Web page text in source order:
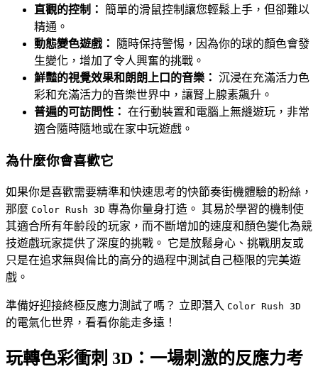
直觀的控制： 簡單的滑鼠控制讓您輕鬆上手，但卻難以
精通。
動態變色遊戲：
隨時保持警惕，因為你的球的顏色會發
生變化，增加了令人興奮的挑戰。
鮮豔的視覺效果和朗朗上口的音樂： 沉浸在充滿活力色
彩和充滿活力的音樂世界中，讓腎上腺素飆升。
普遍的可訪問性： 在行動裝置和電腦上無縫遊玩，非常
適合隨時隨地或在家中玩遊戲。
為什麼你會喜歡它
如果你是喜歡需要精準和快速思考的快節奏街機體驗的粉絲，
那麼 Color Rush 3D 專為你量身打造。 其易於學習的機制使
其適合所有年齡段的玩家，而不斷增加的速度和顏色變化為競
技遊戲玩家提供了深度的挑戰。 它是放鬆身心、挑戰朋友或
只是在追求無與倫比的高分的過程中測試自己極限的完美遊
戲。
準備好迎接終極反應力測試了嗎？ 立即潛入 Color Rush 3D
的電氣化世界，看看你能走多遠！
玩轉色彩衝刺 3D：一場刺激的反應力考